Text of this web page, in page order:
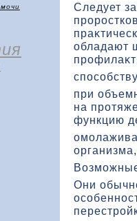
Следует
обладают
при
на
функцию
Они